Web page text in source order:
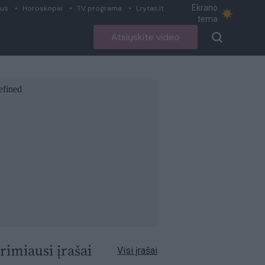
Horoskopai TV programa Lrytas.lt
Ekrano
tema
Atsiųskite video
įrašai Visi įrašai